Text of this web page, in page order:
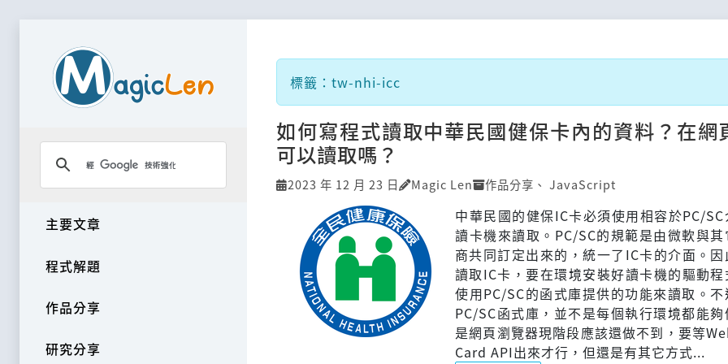
主要文章
程式解題
作品分享
研究分享
標籤：tw-nhi-icc
如何寫程式讀取中華民國健保卡內的資料？在網
可以讀取嗎？
2023 年 12 月 23 日 Magic Len 作品分享 、 JavaScript
中華民國的健保IC卡必須使用相容於PC/
讀卡機來讀取。PC/SC的規範是由微軟與
商共同訂定出來的，統一了IC卡的介面。
讀取IC卡，要在環境安裝好讀卡機的驅動
使用PC/SC的函式庫提供的功能來讀取。
PC/SC函式庫，並不是每個執行環境都能
是網頁瀏覽器現階段應該還做不到，要等
Card API出來才行，但還是有其它方式...